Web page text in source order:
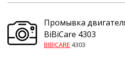
Промывка
BiBiCare 4303
BIBICARE 4303